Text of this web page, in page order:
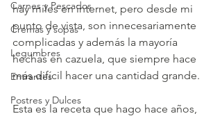
Carnes y Pescados
Cremas y sopas
Legumbres
Entrantes
Postres y Dulces
hay miles en internet, pero desde mi
punto de vista, son innecesariamente
complicadas y además la mayoría
hechas en cazuela, que siempre hace
más difícil hacer una cantidad grande.
Esta es la receta que hago hace años,